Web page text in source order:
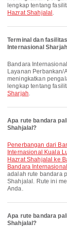
lengkap tentang
Hazrat Shahjalal .
Terminal dan
Internasional
Bandara Internasional Sharjah menawarkan Bus Antar-Jemput, Lounge,
Layanan Perbankan/
meningkatkan
lengkap tentang
Sharjah.
Apa rute bandara
Shahjalal?
penerbangan dari Bandara Internasional Hazrat Shahjalal ke Bandara
Internasional Kuala
Hazrat Shahjalal ke
Bandara
adalah rute bandara
Shahjalal. Rute ini
Anda.
Apa rute bandara
Shahjalal?